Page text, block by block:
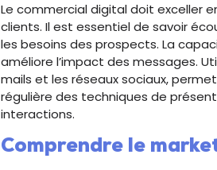
Le commercial digital doit exceller
clients. Il est essentiel de savoir
les besoins des prospects. La
améliore l’impact des messages.
mails et les réseaux sociaux,
régulière des techniques de
interactions.
Comprendre le